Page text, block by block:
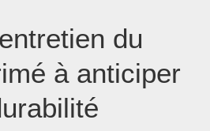
du
à anticiper